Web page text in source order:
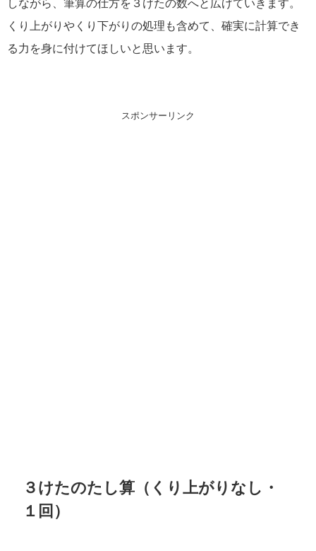
しながら、筆算の仕方を３けたの数へと広げていきます。
くり上がりやくり下がりの処理も含めて、確実に計算でき
る力を身に付けてほしいと思います。
スポンサーリンク
３けたのたし算（くり上がりなし・
１回）